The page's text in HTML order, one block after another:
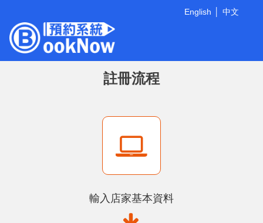
English 中文
註冊流程
輸入店家基本資料